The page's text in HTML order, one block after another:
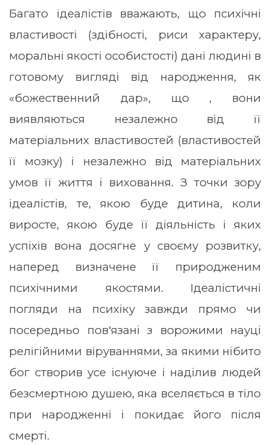
Багато ідеалістів вважають, що психічні
властивості (здібності, риси характеру,
моральні якості особистості) дані людині в
готовому вигляді від народження, як
«божественний дар», що , вони
виявляються незалежно від її
матеріальних властивостей (властивостей
її мозку) і незалежно від матеріальних
умов її життя і виховання. З точки зору
ідеалістів, те, якою буде дитина, коли
виросте, якою буде її діяльність і яких
успіхів вона досягне у своєму розвитку,
наперед визначене її природженим
психічними якостями. Ідеалістичні
погляди на психіку завжди прямо чи
посередньо пов'язані з ворожими науці
релігійними віруваннями, за якими нібито
бог створив усе існуюче і наділив людей
безсмертною душею, яка вселяється в тіло
при народженні і покидає його після
смерті.